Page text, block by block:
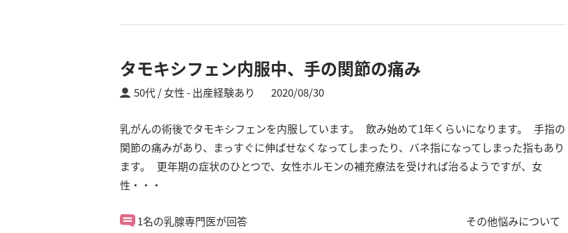
タモキシフェン内服中、手の関節の痛み
50代 / 女性 出産経験あり 2020/08/30
乳がんの術後でタモキシフェンを内服しています。 飲み始めて1年くらいになります。 手指の
関節の痛みがあり、まっすぐに伸ばせなくなってしまったり、バネ指になってしまった指もあり
ます。 更年期の症状のひとつで、女性ホルモンの補充療法を受ければ治るようですが、女
性・・・
その他悩みについて
1名の乳腺専門医が回答